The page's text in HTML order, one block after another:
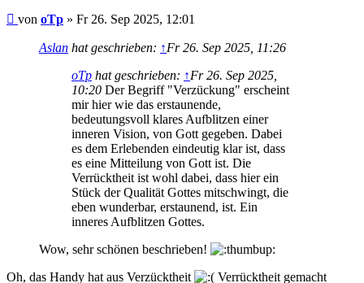
Beitrag
von oTp » Fr 26. Sep 2025, 12:01
Aslan hat geschrieben: ↑Fr 26. Sep 2025, 11:26
oTp hat geschrieben: ↑Fr 26. Sep 2025,
10:20 Der Begriff "Verzückung" erscheint
mir hier wie das erstaunende,
bedeutungsvoll klares Aufblitzen einer
inneren Vision, von Gott gegeben. Dabei
es dem Erlebenden eindeutig klar ist, dass
es eine Mitteilung von Gott ist. Die
Verrücktheit ist wohl dabei, dass hier ein
Stück der Qualität Gottes mitschwingt, die
eben wunderbar, erstaunend, ist. Ein
inneres Aufblitzen Gottes.
Wow, sehr schönen beschrieben!
Oh, das Handy hat aus Verzücktheit
Verrücktheit gemacht